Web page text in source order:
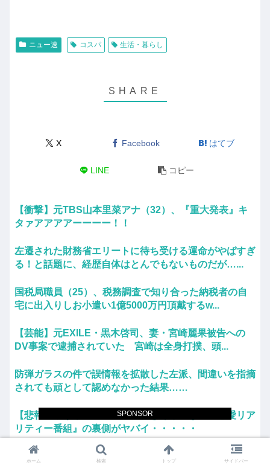
SPONSOR
ニュー速 コスパ 生活・暮らし
X Facebook はてブ
LINE コピー
【衝撃】元TBS山本里菜アナ（32）、『重大発表』キ
タァアアアアーーーー！！
左遷された財務省エリートに待ち受ける運命がやばすぎ
る！と話題に、経歴自体はとんでもないものだが…...
国税局職員（25）、税務調査で知り合った納税者の自
宅に出入りしお小遣い1億5000万円頂戴するw...
【芸能】元EXILE・黒木啓司、妻・宮崎麗果被告への
DV事案で逮捕されていた 宮崎は全身打撲、頭...
防弾ガラスの件で誤情報を拡散した左派、間違いを指摘
されても頑として認めなかった結果……
【悲報】ゆうちゃみの暴露で浮き彫りになる『恋愛リア
リティー番組』の裏側がヤバイ・・・・・
【悲報】タクシー運転手、儲かりまくることが判明ｗｗ
ホーム 検索 トップ サイドバー